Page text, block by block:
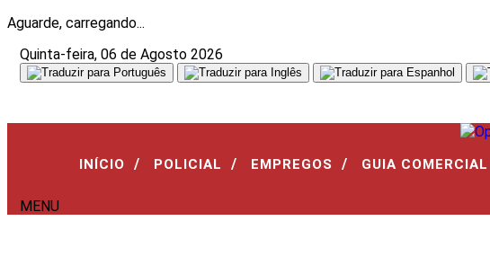
Aguarde, carregando...
Quinta-feira, 06 de Agosto 2026
INÍCIO / POLICIAL / EMPREGOS / GUIA COMERCIAL
MENU